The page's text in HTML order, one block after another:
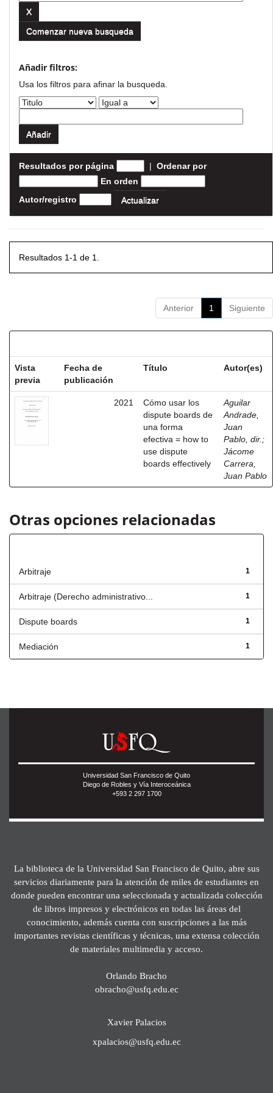
Comenzar nueva busqueda
Añadir filtros:
Usa los filtros para afinar la busqueda.
Resultados por página | Ordenar por
En orden
Autor/registro
Resultados 1-1 de 1.
Anterior 1 Siguiente
Vista
previa
Fecha de
publicación
Título Autor(es)
2021
Cómo usar los
dispute boards de
una forma
efectiva = how to
use dispute
boards effectively
Aguilar
Andrade,
Juan
Pablo, dir. ;
Jácome
Carrera,
Juan Pablo
Otras opciones relacionadas
1
Arbitraje
1
Arbitraje (Derecho administrativo...
1
Dispute boards
1
Mediación
Universidad San Francisco de Quito
Diego de Robles y Vía Interoceánica
+593 2 297 1700
La biblioteca de la Universidad San Francisco de Quito, abre sus
servicios diariamente para la atención de miles de estudiantes en
donde pueden encontrar una seleccionada y actualizada colección
de libros impresos y electrónicos en todas las áreas del
conocimiento, además cuenta con suscripciones a las más
importantes revistas científicas y técnicas, una extensa colección
de materiales multimedia y acceso.
Orlando Bracho
obracho@usfq.edu.ec
Xavier Palacios
xpalacios@usfq.edu.ec